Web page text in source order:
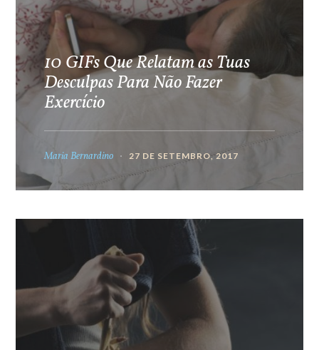
10 GIFs Que Relatam as Tuas
Desculpas Para Não Fazer
Exercício
Maria Bernardino 27 DE SETEMBRO, 2017